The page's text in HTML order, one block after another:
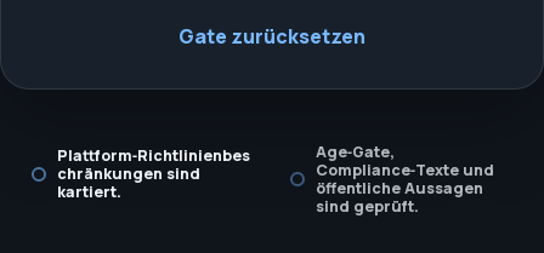
Gate zurücksetzen
Plattform‑Richtlinienbes
chränkungen sind
kartiert.
Age‑Gate,
Compliance‑Texte und
öffentliche Aussagen
sind geprüft.